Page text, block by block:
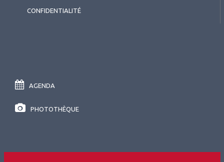
CONFIDENTIALITÉ
AGENDA
PHOTOTHÈQUE